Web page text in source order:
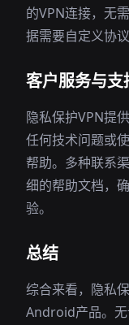
的VPN连接，无
据需要自定义协
客户服务与支
隐私保护VPN提
任何技术问题或
帮助。多种联系
细的帮助文档，
验。
总结
综合来看，隐私
Android产品。